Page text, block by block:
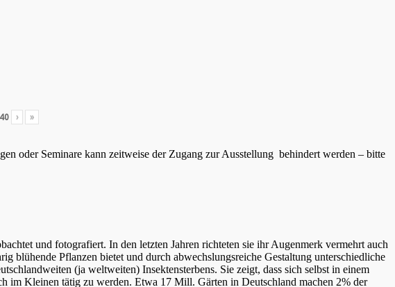
40 › »
oder Seminare kann zeitweise der Zugang zur Ausstellung behindert werden – bitte
und fotografiert. In den letzten Jahren richteten sie ihr Augenmerk vermehrt auch
blühende Pflanzen bietet und durch abwechslungsreiche Gestaltung unterschiedliche
(ja weltweiten) Insektensterbens. Sie zeigt, dass sich selbst in einem
im Kleinen tätig zu werden. Etwa 17 Mill. Gärten in Deutschland machen 2% der